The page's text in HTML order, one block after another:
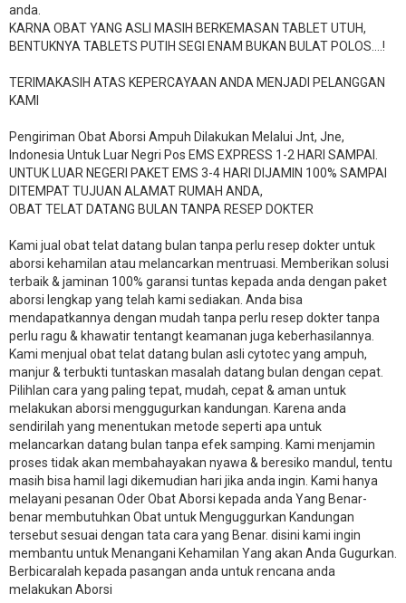
anda.
KARNA OBAT YANG ASLI MASIH BERKEMASAN TABLET UTUH,
BENTUKNYA TABLETS PUTIH SEGI ENAM BUKAN BULAT POLOS….!
TERIMAKASIH ATAS KEPERCAYAAN ANDA MENJADI PELANGGAN
KAMI
Pengiriman Obat Aborsi Ampuh Dilakukan Melalui Jnt, Jne,
Indonesia Untuk Luar Negri Pos EMS EXPRESS 1-2 HARI SAMPAI.
UNTUK LUAR NEGERI PAKET EMS 3-4 HARI DIJAMIN 100% SAMPAI
DITEMPAT TUJUAN ALAMAT RUMAH ANDA,
OBAT TELAT DATANG BULAN TANPA RESEP DOKTER
Kami jual obat telat datang bulan tanpa perlu resep dokter untuk
aborsi kehamilan atau melancarkan mentruasi. Memberikan solusi
terbaik & jaminan 100% garansi tuntas kepada anda dengan paket
aborsi lengkap yang telah kami sediakan. Anda bisa
mendapatkannya dengan mudah tanpa perlu resep dokter tanpa
perlu ragu & khawatir tentangt keamanan juga keberhasilannya.
Kami menjual obat telat datang bulan asli cytotec yang ampuh,
manjur & terbukti tuntaskan masalah datang bulan dengan cepat.
Pilihlan cara yang paling tepat, mudah, cepat & aman untuk
melakukan aborsi menggugurkan kandungan. Karena anda
sendirilah yang menentukan metode seperti apa untuk
melancarkan datang bulan tanpa efek samping. Kami menjamin
proses tidak akan membahayakan nyawa & beresiko mandul, tentu
masih bisa hamil lagi dikemudian hari jika anda ingin. Kami hanya
melayani pesanan Oder Obat Aborsi kepada anda Yang Benar-
benar membutuhkan Obat untuk Menguggurkan Kandungan
tersebut sesuai dengan tata cara yang Benar. disini kami ingin
membantu untuk Menangani Kehamilan Yang akan Anda Gugurkan.
Berbicaralah kepada pasangan anda untuk rencana anda
melakukan Aborsi